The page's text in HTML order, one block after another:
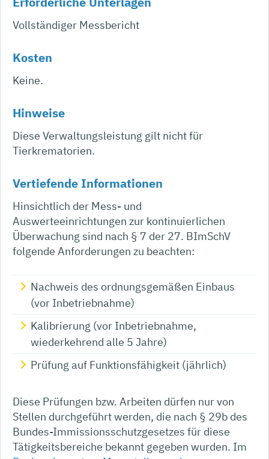
Vollständiger Messbericht
Kosten
Keine.
Hinweise
Diese Verwaltungsleistung gilt nicht für
Tierkrematorien.
Vertiefende Informationen
Hinsichtlich der Mess- und
Auswerteeinrichtungen zur kontinuierlichen
Überwachung sind nach § 7 der 27. BImSchV
folgende Anforderungen zu beachten:
Nachweis des ordnungsgemäßen Einbaus
(vor Inbetriebnahme)
Kalibrierung (vor Inbetriebnahme,
wiederkehrend alle 5 Jahre)
Prüfung auf Funktionsfähigkeit (jährlich)
Diese Prüfungen bzw. Arbeiten dürfen nur von
Stellen durchgeführt werden, die nach § 29b des
Bundes-Immissionsschutzgesetzes für diese
Tätigkeitsbereiche bekannt gegeben wurden. Im